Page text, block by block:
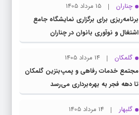
چناران
15 مرداد 1405
برنامه‌ریزی برای برگزاری نمایشگاه جامع
اشتغال و نوآوری بانوان در چناران
گلمکان
14 مرداد 1405
مجتمع خدمات رفاهی و پمپ‌بنزین گلمکان
تا دهه فجر به بهره‌برداری می‌رسد
گلبهار
14 مرداد 1405